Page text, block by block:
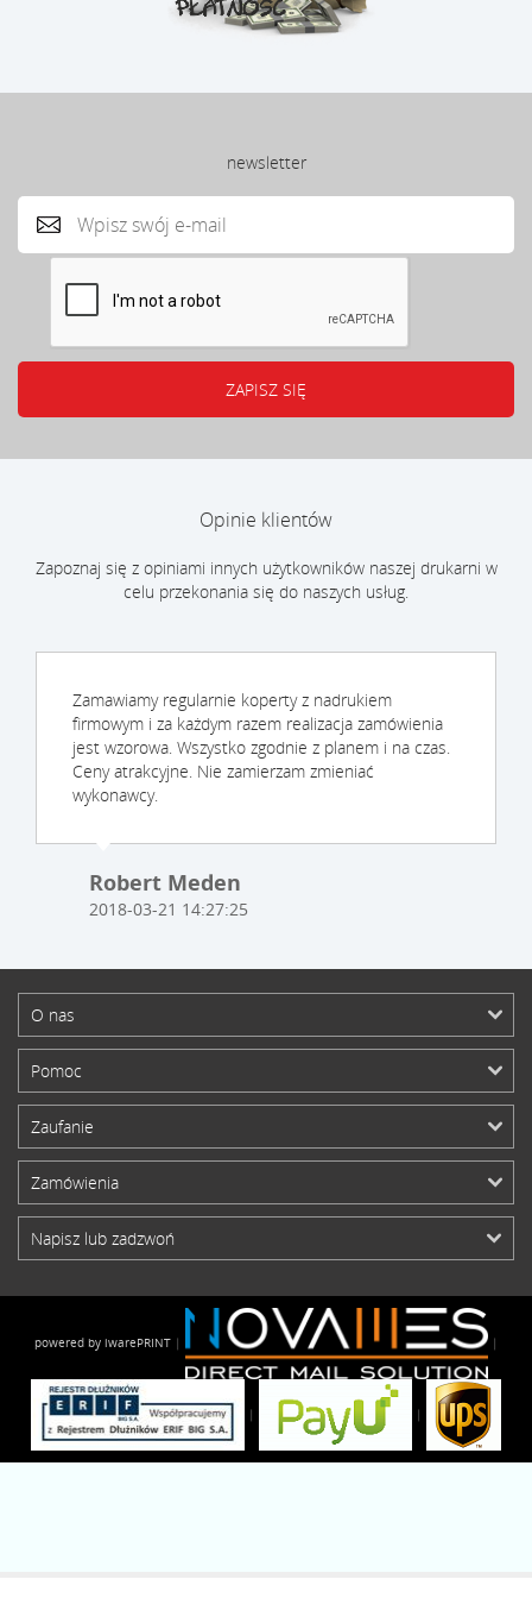
newsletter
Opinie klientów
Zapoznaj się z opiniami innych użytkowników naszej drukarni w
celu przekonania się do naszych usług.
Zamawiamy regularnie koperty z nadrukiem
firmowym i za każdym razem realizacja zamówienia
jest wzorowa. Wszystko zgodnie z planem i na czas.
Ceny atrakcyjne. Nie zamierzam zmieniać
wykonawcy.
Robert Meden
2018-03-21 14:27:25
O nas
Pomoc
Zaufanie
Zamówienia
Napisz lub zadzwoń
powered by iwarePRINT| |
| |